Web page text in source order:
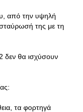
από την υψηλή
της με τη
δεν θα ισχύσουν
τα φορτηγά